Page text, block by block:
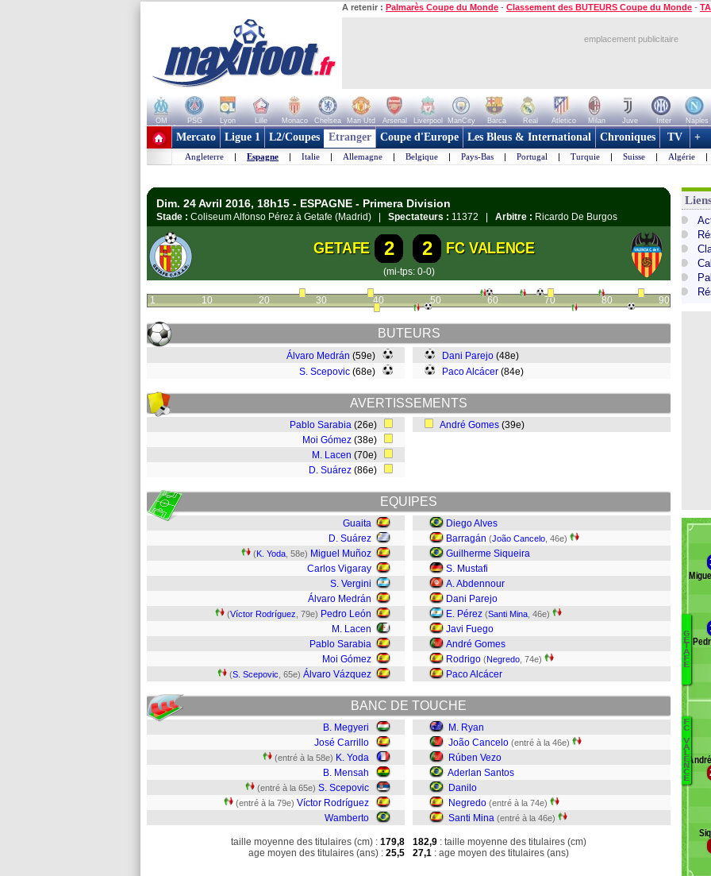
A retenir : Palmarès Coupe du Monde - Classement des BUTEURS Coupe du Monde -
emplacement publicitaire
OM PSG Lyon Lille Monaco Chelsea Man Utd Arsenal Liverpool ManCity Barca Real Atletico Milan Juve Inter Naples
+ de clubs
Mercato Ligue 1 L2/Coupes Etranger Coupe d'Europe Les Bleus & International Chroniques TV +
Angleterre | Espagne | Italie | Allemagne | Belgique | Pays-Bas | Portugal | Turquie | Suisse | Algérie |
Dim. 24 Avril 2016, 18h15 - ESPAGNE - Primera Division
Stade : Coliseum Alfonso Pérez à Getafe (Madrid) | Spectateurs : 11372 | Arbitre : Ricardo De Burgos
GETAFE 2 2 FC VALENCE
(mi-tps: 0-0)
1 10 20 30 40 50 60 70 80 90
BUTEURS
Álvaro Medrán (59e)
S. Scepovic (68e)
Dani Parejo (48e)
Paco Alcácer (84e)
AVERTISSEMENTS
Pablo Sarabia (26e)
Moi Gómez (38e)
M. Lacen (70e)
D. Suárez (86e)
André Gomes (39e)
EQUIPES
Guaita
D. Suárez
(K. Yoda , 58e) Miguel Muñoz
Carlos Vigaray
S. Vergini
Álvaro Medrán
(Víctor Rodríguez , 79e) Pedro León
M. Lacen
Pablo Sarabia
Moi Gómez
(S. Scepovic , 65e) Álvaro Vázquez
Diego Alves
Barragán (João Cancelo , 46e)
Guilherme Siqueira
S. Mustafi
A. Abdennour
Dani Parejo
E. Pérez (Santi Mina , 46e)
Javi Fuego
André Gomes
Rodrigo (Negredo , 74e)
Paco Alcácer
BANC DE TOUCHE
B. Megyeri
José Carrillo
(entré à la 58e) K. Yoda
B. Mensah
(entré à la 65e) S. Scepovic
(entré à la 79e) Víctor Rodríguez
Wamberto
taille moyenne des titulaires (cm) : 179,8
age moyen des titulaires (ans) : 25,5
M. Ryan
João Cancelo (entré à la 46e)
Rúben Vezo
Aderlan Santos
Danilo
Negredo (entré à la 74e)
Santi Mina (entré à la 46e)
182,9 : taille moyenne des titulaires (cm)
27,1 : age moyen des titulaires (ans)
G
E
T
A
F
E
F
C
V
A
L
E
N
C
E